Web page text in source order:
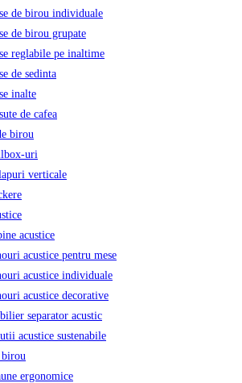
de birou individuale
de birou grupate
reglabile pe inaltime
de sedinta
inalte
de cafea
birou
uri
verticale
acustice
acustice pentru mese
acustice individuale
acustice decorative
separator acustic
acustice sustenabile
birou
ergonomice